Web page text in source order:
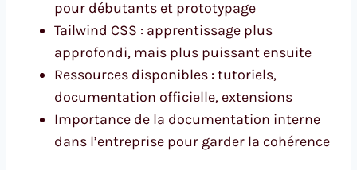
pour débutants et prototypage
Tailwind CSS : apprentissage plus
approfondi, mais plus puissant ensuite
Ressources disponibles : tutoriels,
documentation officielle, extensions
Importance de la documentation interne
dans l’entreprise pour garder la cohérence